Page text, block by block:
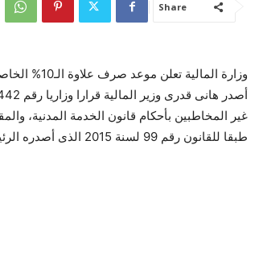
Share
طبقا للقانون رقم 99 لسنة 2015 الذى أصدره الرئيس عبد الفتاح السيسى قبل أيام.